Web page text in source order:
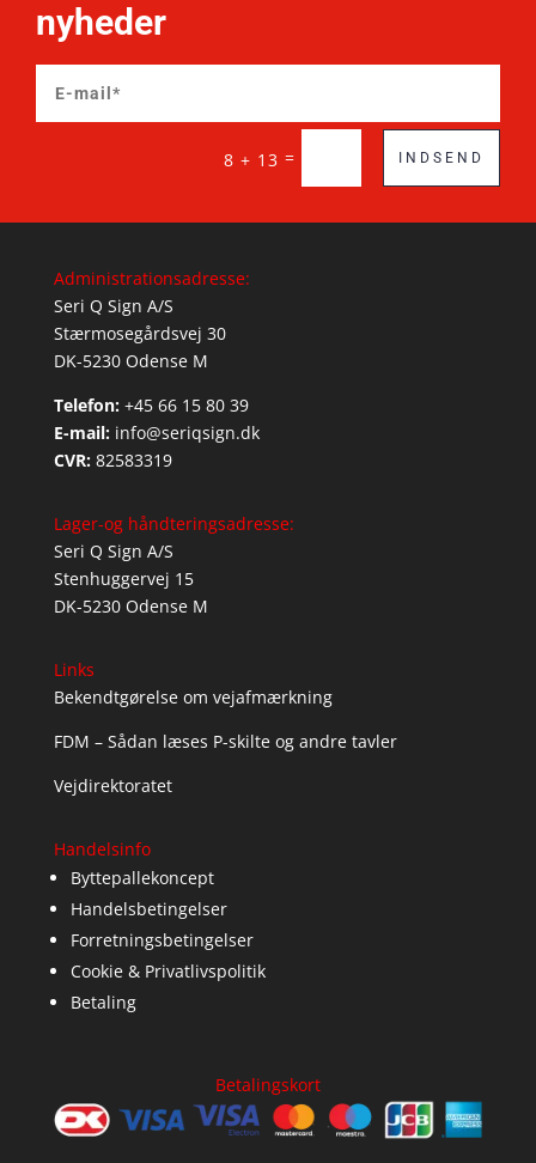
nyheder
8 + 13 = INDSEND
Administrationsadresse:
Seri Q Sign A/S
Stærmosegårdsvej 30
DK-5230 Odense M
Telefon: +45 66 15 80 39
E-mail: info@seriqsign.dk
CVR: 82583319
Lager-og håndteringsadresse:
Seri Q Sign A/S
Stenhuggervej 15
DK-5230 Odense M
Links
Bekendtgørelse om vejafmærkning
FDM – Sådan læses P-skilte og andre tavler
Vejdirektoratet
Handelsinfo
Byttepallekoncept
Handelsbetingelser
Forretningsbetingelser
Cookie & Privatlivspolitik
Betaling
Betalingskort